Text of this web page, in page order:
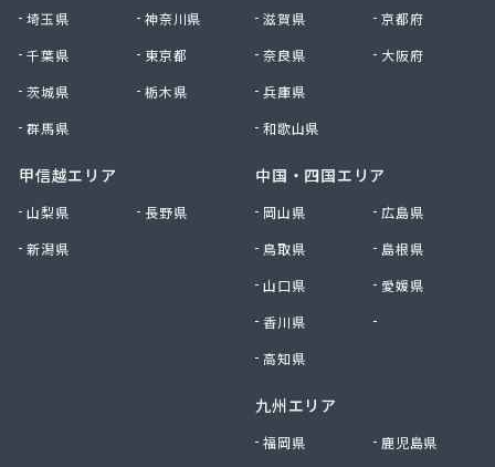
曽波の神屋
大宮燃料店
大上屋商店
中央ガス設備工業株式会社
杜都エンジニア株式会社
渡辺米穀店
東北エア・ウォーター株式会社 仙台営業所
日交商事株式会社 折立オートガススタンド
NXエネルギー東北株式会社 宮城支店
埼玉県
神奈川県
千葉県
東京都
茨城県
栃木県
群馬県
甲信越エリア
山梨県
長野県
新潟県
滋賀県
京都府
奈良県
大阪府
兵庫県
和歌山県
中国・四国エリア
岡山県
広島県
鳥取県
島根県
山口県
愛媛県
香川県
高知県
九州エリア
福岡県
鹿児島県